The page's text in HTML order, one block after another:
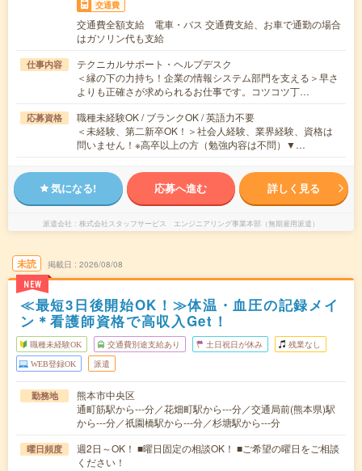
交通費
交通費全額支給 電車・バス 交通費支給、お車で通勤の場合
はガソリン代も支給
仕事内容
テクニカルサポート・ヘルプデスク
＜縁の下の力持ち！企業の情報システム部門を支える＞早さ
よりも正確さが求められるお仕事です。コツコツ丁…
応募資格
職種未経験OK / ブランクOK / 英語力不要
＜未経験、第二新卒OK！＞社会人経験、業界経験、資格は
問いません！※高卒以上の方（勉強内容は不問）▼…
気になる! 応募へ進む 詳しく見る
派遣会社 株式会社スタッフサービス エンジニアリング事業本部（無期雇用派遣）
未読
NEW
掲載日 2026/08/08
≪最短3日後開始OK！≫体温・血圧の記録メイ
ン＊看護師資格で高収入Get！
職種未経験OK 交通費別途支給あり 土日祝日が休み 残業なし
WEB登録OK 派遣
勤務地
熊本市中央区
通町筋駅から---分／花畑町駅から---分／交通局前(熊本県)駅
から---分／祇園橋駅から---分／杉塘駅から---分
曜日頻度
週2日～OK！ ■曜日固定の相談OK！ ■ご希望の曜日をご相談
ください！